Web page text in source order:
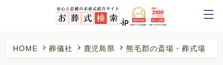
HOME 葬儀社 鹿児島県 熊毛郡の斎場・葬式場